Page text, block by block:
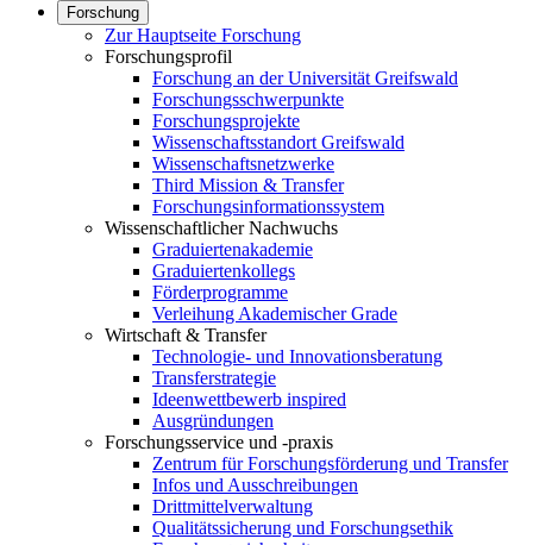
Forschung
Zur Hauptseite Forschung
Forschungsprofil
Forschung an der Universität Greifswald
Forschungsschwerpunkte
Forschungsprojekte
Wissenschaftsstandort Greifswald
Wissenschaftsnetzwerke
Third Mission & Transfer
Forschungsinformationssystem
Wissenschaftlicher Nachwuchs
Graduiertenakademie
Graduiertenkollegs
Förderprogramme
Verleihung Akademischer Grade
Wirtschaft & Transfer
Technologie- und Innovationsberatung
Transferstrategie
Ideenwettbewerb inspired
Ausgründungen
Forschungsservice und -praxis
Zentrum für Forschungsförderung und Transfer
Infos und Ausschreibungen
Drittmittelverwaltung
Qualitätssicherung und Forschungsethik